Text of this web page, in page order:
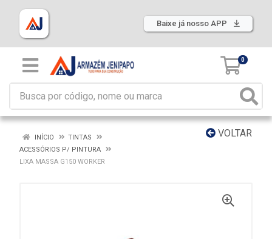
Baixe já nosso APP
0
VOLTAR
INÍCIO
TINTAS
ACESSÓRIOS P/ PINTURA
LIXA MASSA G150 WORKER